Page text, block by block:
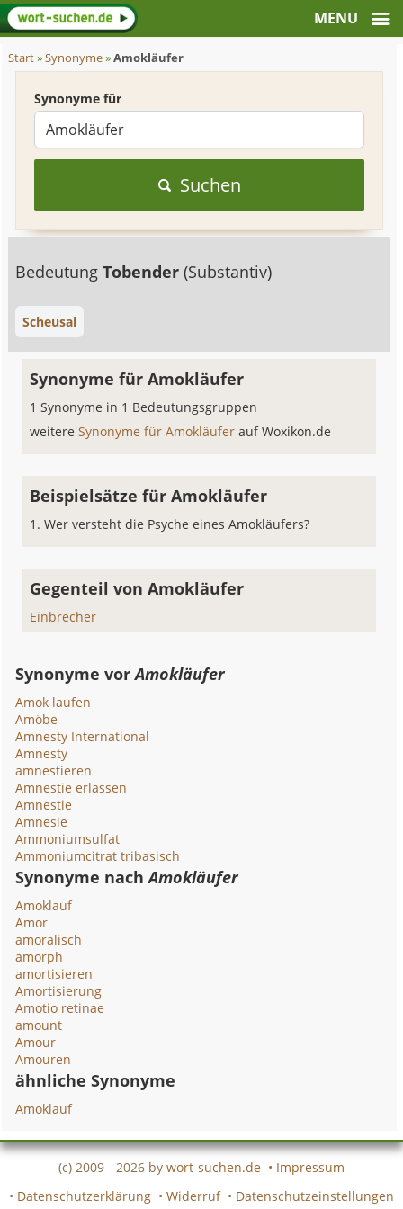
Start»Synonyme»Amokläufer
Synonyme für
Suchen
BedeutungTobender(Substantiv)
Scheusal
Synonyme für Amokläufer
1 Synonyme in 1 Bedeutungsgruppen
weitereSynonyme für Amokläuferauf Woxikon.de
Beispielsätze für Amokläufer
Wer versteht die Psyche eines Amokläufers?
Gegenteil von Amokläufer
Einbrecher
Synonyme vorAmokläufer
Amok laufen
Amöbe
Amnesty International
Amnesty
amnestieren
Amnestie erlassen
Amnestie
Amnesie
Ammoniumsulfat
Ammoniumcitrat tribasisch
Synonyme nachAmokläufer
Amoklauf
Amor
amoralisch
amorph
amortisieren
Amortisierung
Amotio retinae
amount
Amour
Amouren
ähnliche Synonyme
Amoklauf
(c) 2009 - 2026 by wort-suchen.de • Impressum
• Datenschutzerklärung • Widerruf • Datenschutzeinstellungen